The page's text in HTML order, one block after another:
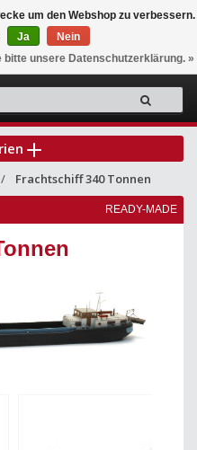
0
Frachtschiff 340 Tonnen
READY-MADE
um den Webshop zu verbessern.
Ja
Nein
bitte unsere Datenschutzerklärung. »